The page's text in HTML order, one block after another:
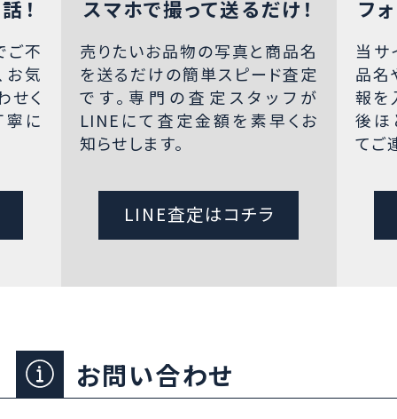
！
ご不
お気
せく
寧に
スマホで撮って送るだけ！
売りたいお品物の写真と商品名
を送るだけの簡単スピード査定
です。専門の査定スタッフが
LINEにて査定金額を素早くお
知らせします。
LINE査定はコチラ
フ
当サ
品名
報を
後ほ
てご
お問い合わせ